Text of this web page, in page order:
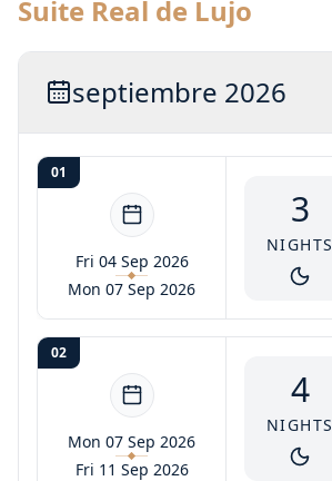
Suite Real de Lujo
septiembre 2026
01
Fri 04 Sep 2026
Mon 07 Sep 2026
3
NIGHTS
02
Mon 07 Sep 2026
Fri 11 Sep 2026
4
NIGHTS